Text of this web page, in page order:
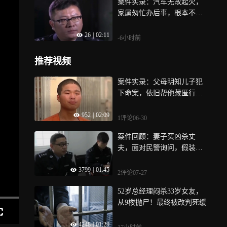
26 02:11
案件实录：汽车无故起火，
家属匆忙办后事，根本不像
-6小时前
推荐视频
952 02:09
案件实录：父母明知儿子犯
下命案，依旧帮他藏匿行
裁
1评论06-30
3799 01:45
案件回顾：妻子买凶杀丈
夫，面对民警询问，假装承
2评论07-27
4248 | 01:29
52岁总经理闷杀33岁女友，
从9楼抛尸！最终被改判死缓